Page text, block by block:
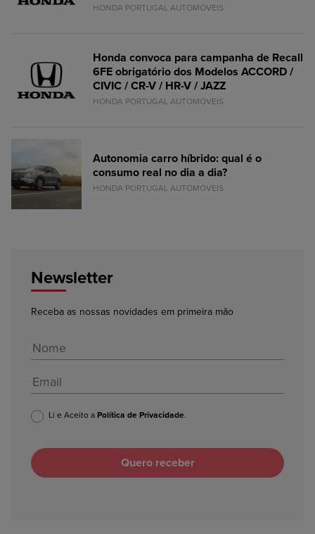
HONDA PORTUGAL AUTOMÓVEIS
Honda convoca para campanha de Recall
6FE obrigatório dos Modelos ACCORD /
CIVIC / CR-V / HR-V / JAZZ
HONDA PORTUGAL AUTOMÓVEIS
Autonomia carro híbrido: qual é o
consumo real no dia a dia?
HONDA PORTUGAL AUTOMÓVEIS
Newsletter
Receba as nossas novidades em primeira mão
Li e Aceito a Política de Privacidade